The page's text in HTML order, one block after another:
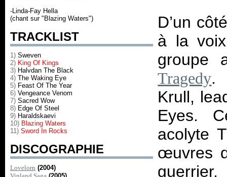
-Linda-Fay Hella
(chant sur "Blazing Waters")
TRACKLIST
1) Sweven
2) King Of Kings
3) Halvdan The Black
4) The Waking Eye
5) Feast Of The Year
6) Vengeance Venom
7) Sacred Wow
8) Edge Of Steel
9) Haraldskaevi
10) Blazing Waters
11) Sword In Rocks
DISCOGRAPHIE
Lovelorn (2004)
D’un
à la
groupe
Tragedy.
Krull,
Eyes.
acolyte
œuvres